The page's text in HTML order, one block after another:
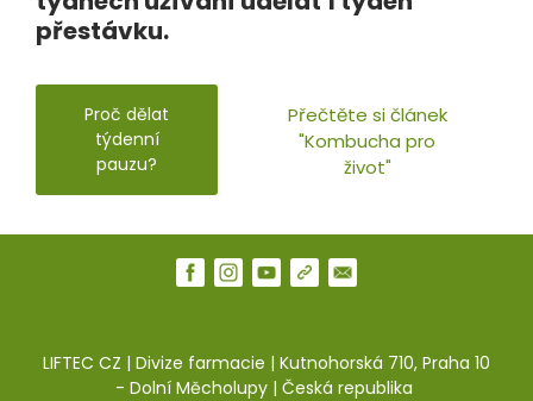
přestávku.
Proč dělat
týdenní
pauzu?
Přečtěte si článek
"Kombucha pro
život"
LIFTEC CZ | Divize farmacie | Kutnohorská 710, Praha 10
- Dolní Měcholupy | Česká republika